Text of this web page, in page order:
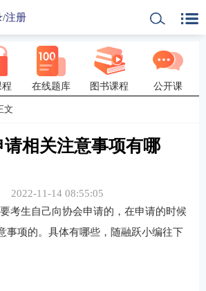
/注册
在线题库 图书课程 公开课
文
相关注意事项有哪
2022-11-14 08:55:05
考生自己向协会申请的，在申请的时候
事项的。具体有哪些，随融跃小编往下